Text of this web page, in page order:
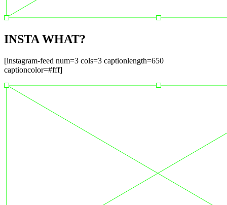
INSTA WHAT?
[instagram-feed num=3 cols=3 captionlength=650
captioncolor=#fff]